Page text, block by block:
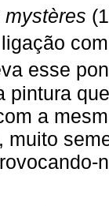
esse
pintura
a
muito